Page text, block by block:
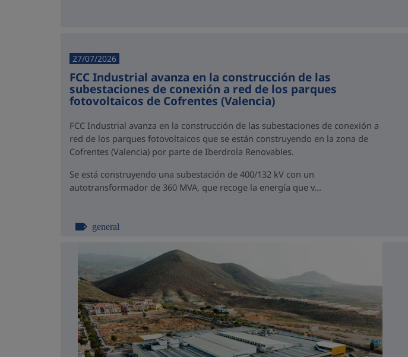
27/07/2026
FCC Industrial avanza en la construcción de las
subestaciones de conexión a red de los parques
fotovoltaicos de Cofrentes (Valencia)
FCC Industrial avanza en la construcción de las subestaciones de conexión a
red de los parques fotovoltaicos que se están construyendo en la zona de
Cofrentes (Valencia) por parte de Iberdrola Renovables.
Se está construyendo una subestación de 400/132 kV con un
autotransformador de 360 MVA, que recoge la energía que v...
general